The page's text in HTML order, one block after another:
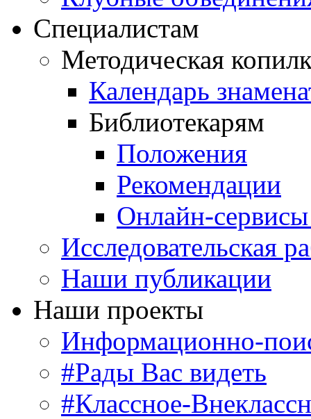
Специалистам
Методическая
Календарь
Библиотекарям
Положения
Рекомендации
Онлайн-сервисы
Исследовательская
Наши публикации
Наши проекты
Информационно-
#Рады Вас видеть
#Классное-